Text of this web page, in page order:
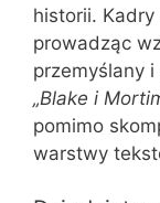
historii. Kadry
prowadząc
przemyślany i
„Blake i
pomimo
warstwy